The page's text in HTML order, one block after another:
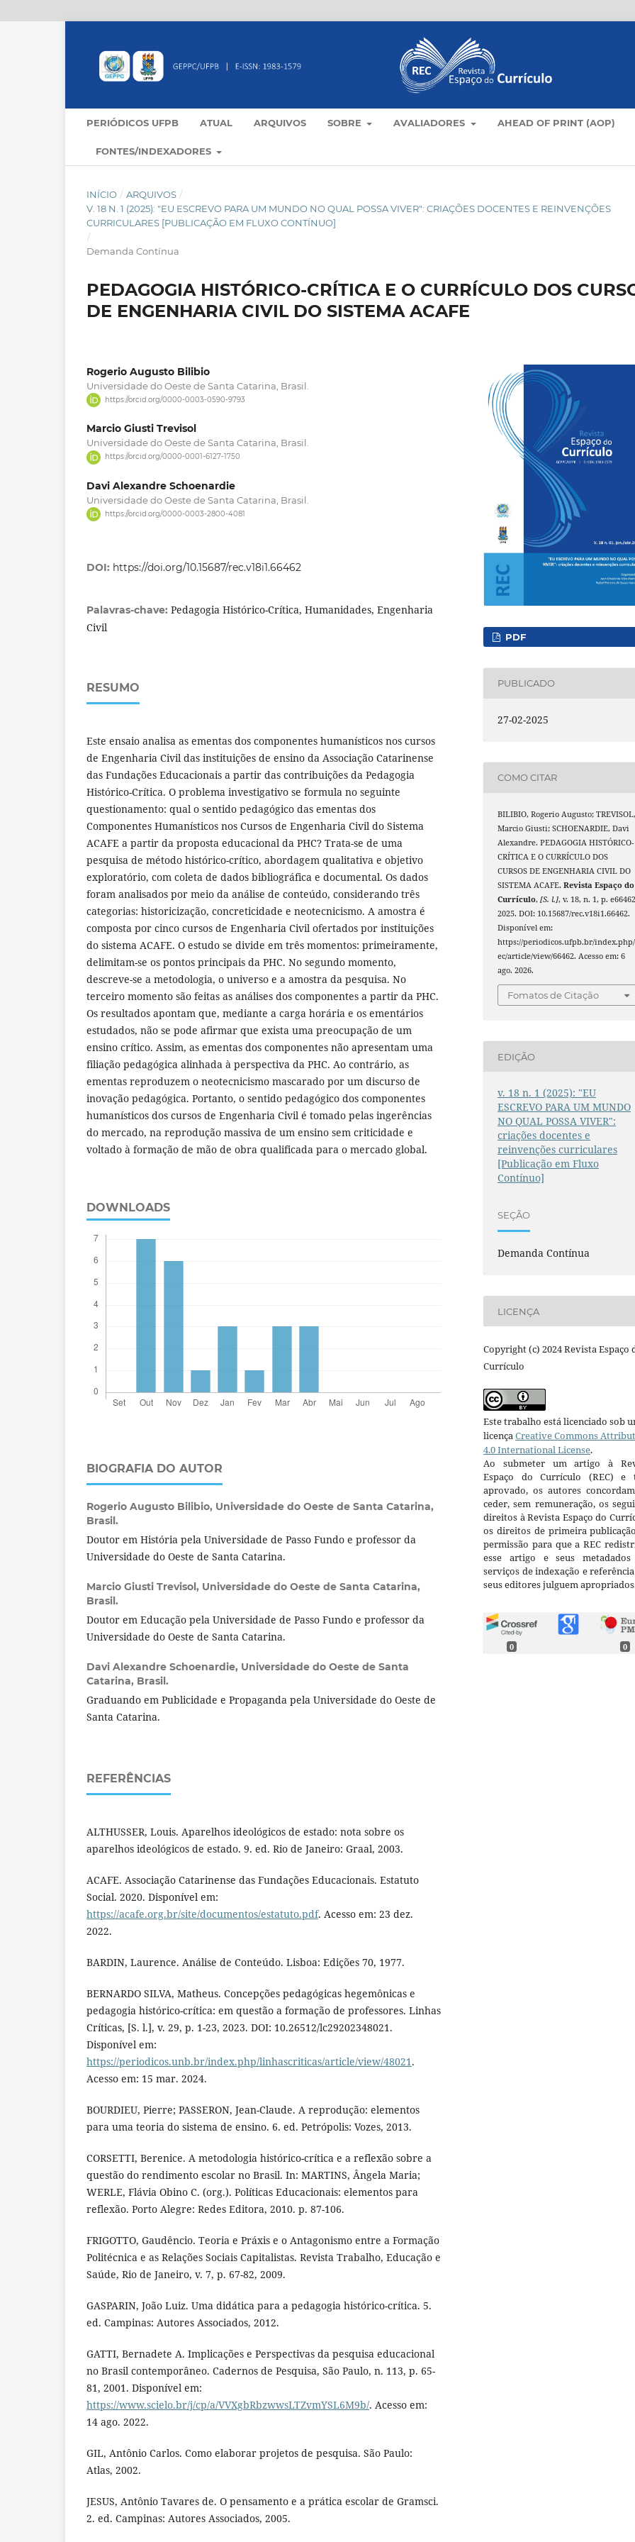
PERIÓDICOS UFPB ATUAL ARQUIVOS SOBRE AVALIADORES AHEAD OF PRINT (AOP)
FONTES/INDEXADORES
INÍCIO / ARQUIVOS /
V. 18 N. 1 (2025): "EU ESCREVO PARA UM MUNDO NO QUAL POSSA VIVER": CRIAÇÕES DOCENTES E REINVENÇÕES
CURRICULARES [PUBLICAÇÃO EM FLUXO CONTÍNUO]
/
Demanda Contínua
PEDAGOGIA HISTÓRICO-CRÍTICA E O CURRÍCULO DOS
DE ENGENHARIA CIVIL DO SISTEMA ACAFE
Rogerio Augusto Bilibio
Universidade do Oeste de Santa Catarina, Brasil.
https://orcid.org/0000-0003-0590-9793
Marcio Giusti Trevisol
Universidade do Oeste de Santa Catarina, Brasil.
https://orcid.org/0000-0001-6127-1750
Davi Alexandre Schoenardie
Universidade do Oeste de Santa Catarina, Brasil.
https://orcid.org/0000-0003-2800-4081
DOI: https://doi.org/10.15687/rec.v18i1.66462
Palavras-chave: Pedagogia Histórico-Crítica, Humanidades, Engenharia
Civil
RESUMO
Este ensaio analisa as ementas dos componentes humanísticos nos cursos
de Engenharia Civil das instituições de ensino da Associação Catarinense
das Fundações Educacionais a partir das contribuições da Pedagogia
Histórico-Crítica. O problema investigativo se formula no seguinte
questionamento: qual o sentido pedagógico das ementas dos
Componentes Humanísticos nos Cursos de Engenharia Civil do Sistema
ACAFE a partir da proposta educacional da PHC? Trata-se de uma
pesquisa de método histórico-crítico, abordagem qualitativa e objetivo
exploratório, com coleta de dados bibliográfica e documental. Os dados
foram analisados por meio da análise de conteúdo, considerando três
categorias: historicização, concreticidade e neotecnicismo. A amostra é
composta por cinco cursos de Engenharia Civil ofertados por instituições
do sistema ACAFE. O estudo se divide em três momentos: primeiramente,
delimitam-se os pontos principais da PHC. No segundo momento,
descreve-se a metodologia, o universo e a amostra da pesquisa. No
terceiro momento são feitas as análises dos componentes a partir da PHC.
Os resultados apontam que, mediante a carga horária e os ementários
estudados, não se pode afirmar que exista uma preocupação de um
ensino crítico. Assim, as ementas dos componentes não apresentam uma
filiação pedagógica alinhada à perspectiva da PHC. Ao contrário, as
ementas reproduzem o neotecnicismo mascarado por um discurso de
inovação pedagógica. Portanto, o sentido pedagógico dos componentes
humanísticos dos cursos de Engenharia Civil é tomado pelas ingerências
do mercado, na reprodução massiva de um ensino sem criticidade e
voltado à formação de mão de obra qualificada para o mercado global.
DOWNLOADS
BIOGRAFIA DO AUTOR
Rogerio Augusto Bilibio, Universidade do Oeste de Santa Catarina,
Brasil.
Doutor em História pela Universidade de Passo Fundo e professor da
Universidade do Oeste de Santa Catarina.
Marcio Giusti Trevisol, Universidade do Oeste de Santa Catarina,
Brasil.
Doutor em Educação pela Universidade de Passo Fundo e professor da
Universidade do Oeste de Santa Catarina.
Davi Alexandre Schoenardie, Universidade do Oeste de Santa
Catarina, Brasil.
Graduando em Publicidade e Propaganda pela Universidade do Oeste de
Santa Catarina.
REFERÊNCIAS
ALTHUSSER, Louis. Aparelhos ideológicos de estado: nota sobre os
aparelhos ideológicos de estado. 9. ed. Rio de Janeiro: Graal, 2003.
ACAFE. Associação Catarinense das Fundações Educacionais. Estatuto
Social. 2020. Disponível em:
https://acafe.org.br/site/documentos/estatuto.pdf. Acesso em: 23 dez.
2022.
BARDIN, Laurence. Análise de Conteúdo. Lisboa: Edições 70, 1977.
BERNARDO SILVA, Matheus. Concepções pedagógicas hegemônicas e
pedagogia histórico-crítica: em questão a formação de professores. Linhas
Crí­ticas, [S. l.], v. 29, p. 1-23, 2023. DOI: 10.26512/lc29202348021.
Disponível em:
https://periodicos.unb.br/index.php/linhascriticas/article/view/48021.
Acesso em: 15 mar. 2024.
BOURDIEU, Pierre; PASSERON, Jean-Claude. A reprodução: elementos
para uma teoria do sistema de ensino. 6. ed. Petrópolis: Vozes, 2013.
CORSETTI, Berenice. A metodologia histórico-crítica e a reflexão sobre a
questão do rendimento escolar no Brasil. In: MARTINS, Ângela Maria;
WERLE, Flávia Obino C. (org.). Políticas Educacionais: elementos para
reflexão. Porto Alegre: Redes Editora, 2010. p. 87-106.
FRIGOTTO, Gaudêncio. Teoria e Práxis e o Antagonismo entre a Formação
Politécnica e as Relações Sociais Capitalistas. Revista Trabalho, Educação e
Saúde, Rio de Janeiro, v. 7, p. 67-82, 2009.
GASPARIN, João Luiz. Uma didática para a pedagogia histórico-crítica. 5.
ed. Campinas: Autores Associados, 2012.
GATTI, Bernadete A. Implicações e Perspectivas da pesquisa educacional
no Brasil contemporâneo. Cadernos de Pesquisa, São Paulo, n. 113, p. 65-
81, 2001. Disponível em:
https://www.scielo.br/j/cp/a/VVXgbRbzwwsLTZvmYSL6M9b/. Acesso em:
14 ago. 2022.
GIL, Antônio Carlos. Como elaborar projetos de pesquisa. São Paulo:
Atlas, 2002.
JESUS, Antônio Tavares de. O pensamento e a prática escolar de Gramsci.
2. ed. Campinas: Autores Associados, 2005.
PDF
PUBLICADO
27-02-2025
COMO CITAR
BILIBIO, Rogerio Augusto; TREVISOL,
Marcio Giusti; SCHOENARDIE, Davi
Alexandre. PEDAGOGIA HISTÓRICO-
CRÍTICA E O CURRÍCULO DOS
CURSOS DE ENGENHARIA CIVIL DO
SISTEMA ACAFE.Revista Espaço do
Currículo,[S. l.], v. 18, n. 1, p.
2025. DOI: 10.15687/rec.v18i1.66462.
Disponível em:
https://periodicos.ufpb.br/
ec/article/view/66462. Acesso em: 6
ago. 2026.
Fomatos de Citação
EDIÇÃO
v. 18 n. 1 (2025): "EU
ESCREVO PARA UM MUNDO
NO QUAL POSSA VIVER":
criações docentes e
reinvenções curriculares
[Publicação em Fluxo
Contínuo]
SEÇÃO
Demanda Contínua
LICENÇA
Copyright (c) 2024 Revista Espaço
Currículo
Este trabalho está licenciado sob
licençaCreative Commons
4.0 International License.
Ao submeter um artigo à
Espaço do Currículo (REC) e
aprovado, os autores
ceder, sem remuneração, os
direitos à Revista Espaço do
os direitos de primeira
permissão para que a REC
esse artigo e seus metadados
serviços de indexação e
seus editores julguem
0 0